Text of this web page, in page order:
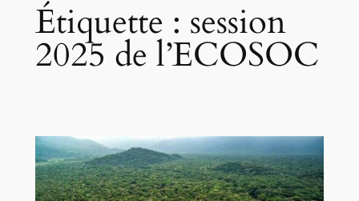
Étiquette : session
2025 de l’ECOSOC